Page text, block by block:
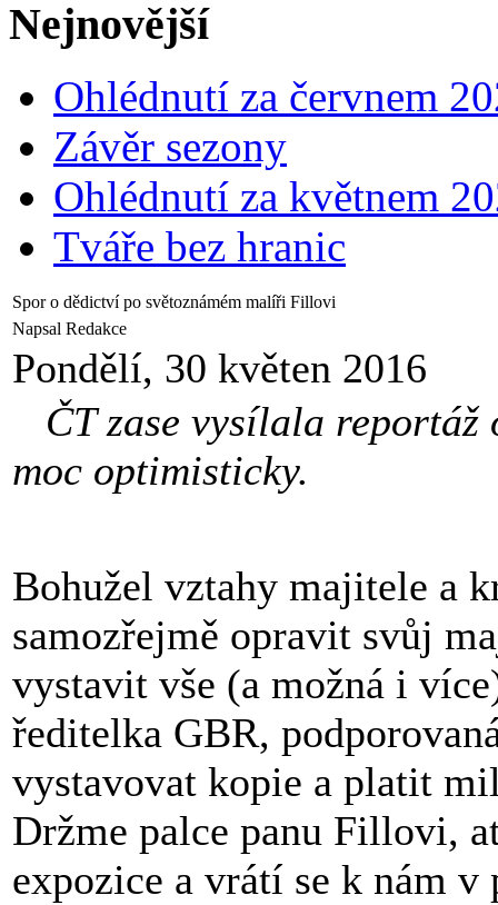
Nejnovější
Ohlédnutí za červnem
Závěr sezony
Ohlédnutí za květnem
Tváře bez hranic
Spor o dědictví po světoznámém malíři Fillovi
Napsal Redakce
Pondělí, 30 květen 2016
ČT zase vysílala reportáž
moc optimisticky.
Bohužel vztahy majitele a
samozřejmě opravit svůj
vystavit vše (a možná i
ředitelka GBR,
vystavovat kopie a platit
Držme palce panu Fillovi,
expozice a vrátí se k nám v